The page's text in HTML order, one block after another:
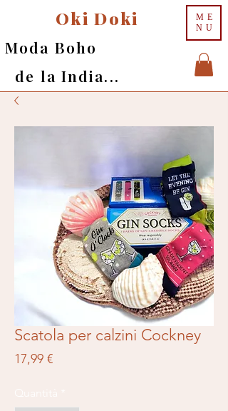
ME
NU
Oki Doki
Moda Boho
de la India...
Scatola per calzini Cockney
17,99 €Prezzo